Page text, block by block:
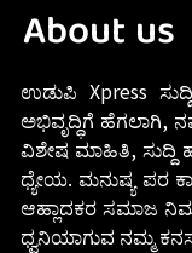
About us
ಉಡುಪಿ Xpress
ಅಭಿವೃದ್ಧಿಗೆ ಹೆಗಲಾಗಿ,
ವಿಶೇಷ ಮಾಹಿತಿ, ಸುದ್ದಿ
ಧ್ಯೇಯ. ಮನುಷ್ಯ ಪರ
ಆಹ್ಲಾದಕರ ಸಮಾಜ
ಧ್ವನಿಯಾಗುವ ನಮ್ಮ